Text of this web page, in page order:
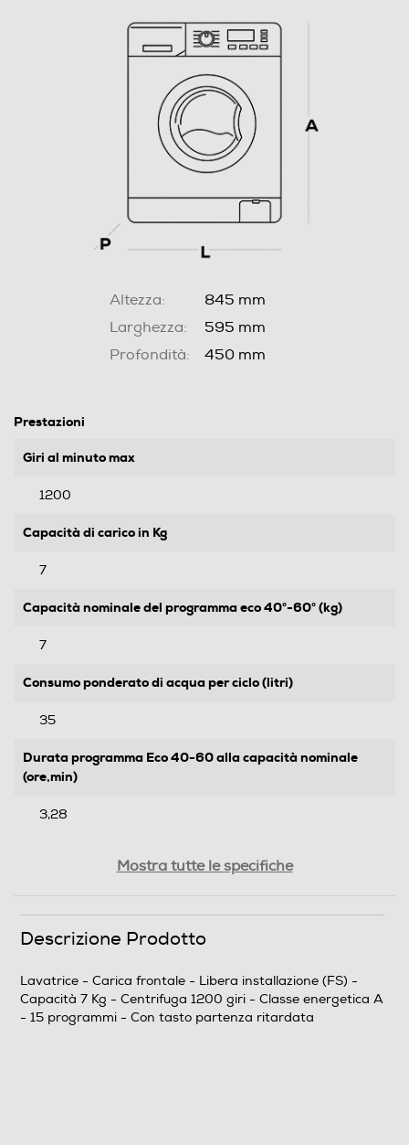
Altezza:
845 mm
Larghezza:
595 mm
Profondità:
450 mm
Prestazioni
Giri al minuto max
1200
Capacità di carico in Kg
7
Capacità nominale del programma eco 40°-60° (kg)
7
Consumo ponderato di acqua per ciclo (litri)
35
Durata programma Eco 40-60 alla capacità nominale
(ore,min)
3,28
A
Classe centrifuga
B
Mostra tutte le specifiche
Descrizione Prodotto
Lavatrice - Carica frontale - Libera installazione (FS) -
Capacità 7 Kg - Centrifuga 1200 giri - Classe energetica A
- 15 programmi - Con tasto partenza ritardata